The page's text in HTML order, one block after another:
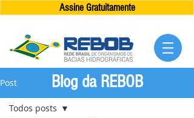
Assine Gratuitamente
Post
Todos posts
Blog da REBOB